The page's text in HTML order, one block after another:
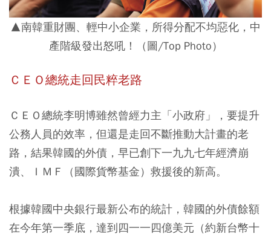
▲南韓重財團、輕中小企業，所得分配不均惡化，中
產階級發出怒吼！（圖/Top Photo）
ＣＥＯ總統走回民粹老路
ＣＥＯ總統李明博雖然曾經力主「小政府」，要提升
公務人員的效率，但還是走回不斷推動大計畫的老
路，結果韓國的外債，早已創下一九九七年經濟崩
潰、ＩＭＦ（國際貨幣基金）救援後的新高。
根據韓國中央銀行最新公布的統計，韓國的外債餘額
在今年第一季底，達到四一一四億美元（約新台幣十